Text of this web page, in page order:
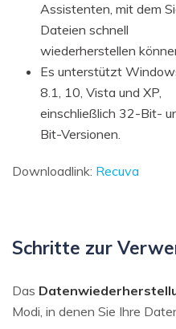
Assistenten, mit dem
Dateien schnell
wiederherstellen
Es unterstützt
8.1, 10, Vista und XP,
einschließlich 32-Bit-
Bit-Versionen.
Downloadlink: Recuva
Schritte zur
Das
Modi, in denen Sie Ihre